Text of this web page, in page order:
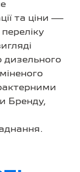
та ціни —
дизельного
Бренду,